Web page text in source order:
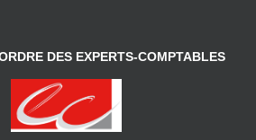
DES EXPERTS-COMPTABLES